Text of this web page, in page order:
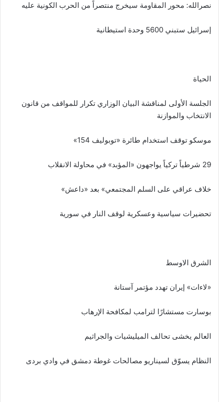
نصرالله: محور المقاومة سيخرج منتصراً من الحرب الكونية عليه
إسرائيل ستبني 5600 وحدة استيطانية
الحياة
الجلسة الأولى لمناقشة البيان الوزاري تكرار للمواقف من قانون
الانتخاب والموازنة
موسكو توقف استخدام طائرة «توبوليف 154»
29 شرطياً تركياً يواجهون «المؤبد» في محاولة الانقلاب
خلاف عراقي على السلم المجتمعي» بعد «داعش»
تحضيرات سياسية وعسكرية لوقف النار في سورية
الشرق الاوسط
«لاءات» إيران تهدد مؤتمر آستانة
بوسارت مستشارًا لترامب لمكافحة الإرهاب
العالم يخشى تحالف الميليشيات والجراثيم
النظام يسوّق لسيناريو مصالحات غوطة دمشق في وادي بردى